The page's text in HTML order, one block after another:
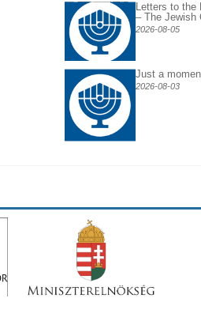
Letters to the
– The Jewish
2026-08-05
Just a
2026-08-03